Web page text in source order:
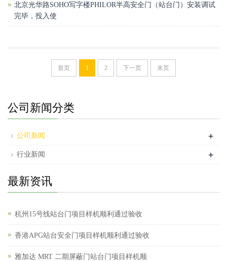
北京光华路SOHO写字楼PHILOR半高安全门（站台门）安装调试
完毕，投入使
首页 1 2 下一页 末页
公司新闻分类
公司新闻 +
行业新闻 +
最新资讯
杭州15号线站台门项目样机顺利通过验收
香港APG站台安全门项目样机顺利通过验收
雅加达 MRT 二期屏蔽门站台门项目样机顺